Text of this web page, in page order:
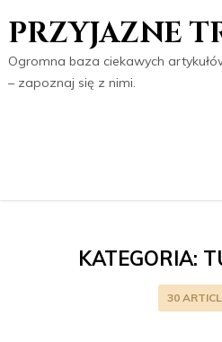
PRZYJAZNE
Ogromna baza ciekawych
– zapoznaj się z nimi.
KATEGORIA:
30